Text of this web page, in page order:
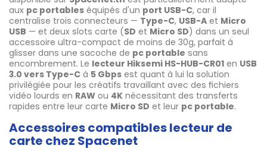
aux pc portables équipés d'un port USB-C, car il
centralise trois connecteurs — Type-C, USB-A et Micro
USB — et deux slots carte (SD et Micro SD) dans un seul
accessoire ultra-compact de moins de 30g, parfait à
glisser dans une sacoche de pc portable sans
encombrement. Le lecteur Hiksemi HS-HUB-CR01 en USB
3.0 vers Type-C à 5 Gbps est quant à lui la solution
privilégiée pour les créatifs travaillant avec des fichiers
vidéo lourds en RAW ou 4K nécessitant des transferts
rapides entre leur carte Micro SD et leur pc portable.
Accessoires compatibles lecteur de
carte chez Spacenet